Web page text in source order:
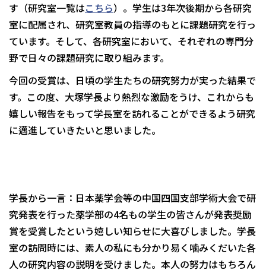
す（研究室一覧はこちら）。学生は3年次後期から各研究
室に配属され、研究室教員の指導のもとに課題研究を行っ
ています。そして、各研究室において、それぞれの専門分
野で日々の課題研究に取り組みます。
今回の受賞は、日頃の学生たちの研究努力が実った結果で
す。この度、大塚学長より熱烈な激励をうけ、これからも
嬉しい報告をもって学長室を訪れることができるよう研究
に邁進していきたいと思いました。
学長から一言：日本薬学会等の中国四国支部学術大会で研
究発表を行った薬学部の4名もの学生の皆さんが発表奨励
賞を受賞したという嬉しい知らせに大喜びしました。学長
室の訪問時には、素人の私にも分かり易く噛みくだいた各
人の研究内容の説明を受けました。本人の努力はもちろん